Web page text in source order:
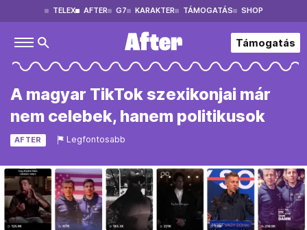
TELEX AFTER G7 KARAKTER TÁMOGATÁS SHOP
Támogatás
A magyar TikTok szexikonjai már
nem celebek, hanem politikusok
AFTER Legfontosabb